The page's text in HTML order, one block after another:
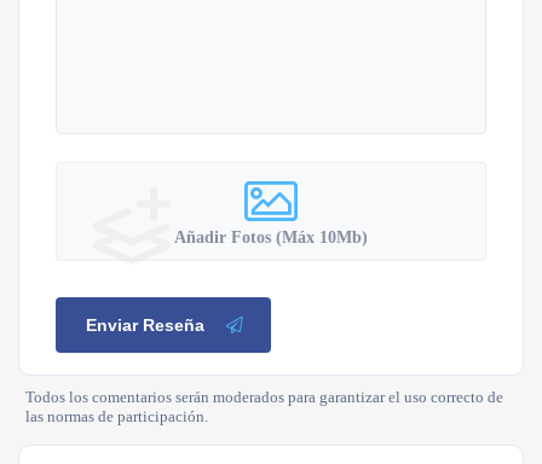
Añadir Fotos (Máx 10Mb)
Enviar Reseña
Todos los comentarios serán moderados para garantizar el uso correcto de
las normas de participación.